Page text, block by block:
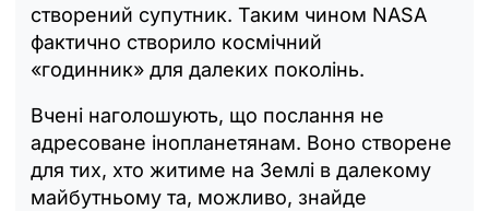
створений супутник. Таким чином NASA
фактично створило космічний
«годинник» для далеких поколінь.
Вчені наголошують, що послання не
адресоване інопланетянам. Воно створене
для тих, хто житиме на Землі в далекому
майбутньому та, можливо, знайде